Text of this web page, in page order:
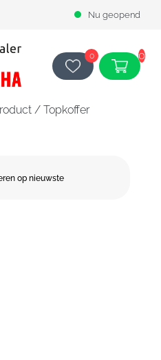
Nu geopend
0 0
/ Topkoffer